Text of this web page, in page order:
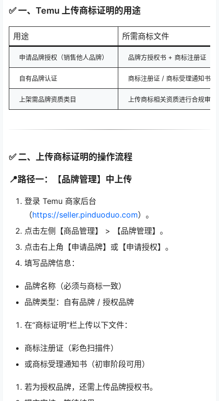
✅ 一、Temu 上传商标证明的用途
用途 所需商标文件
申请品牌授权（销售他人品牌） 品牌方授权书 + 商标注册证
自有品牌认证 商标注册证 / 商标受理通知书
上架需品牌资质类目 上传商标相关资质进行合规审核
✅ 二、上传商标证明的操作流程
📍路径一：【品牌管理】中上传
登录 Temu 商家后台
（https://seller.pinduoduo.com）。
点击左侧【商品管理】 > 【品牌管理】。
点击右上角【申请品牌】或【申请授权】。
填写品牌信息：
品牌名称（必须与商标一致）
品牌类型：自有品牌 / 授权品牌
在“商标证明”栏上传以下文件：
商标注册证（彩色扫描件）
或商标受理通知书（初审阶段可用）
若为授权品牌，还需上传品牌授权书。